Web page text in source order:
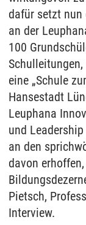
dafür setzt nun
an der
100
eine „Schule
Hansestadt
Leuphana
und
an den
davon
Pietsch,
Interview.